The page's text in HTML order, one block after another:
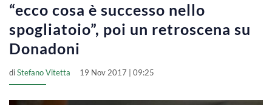
“ecco cosa è successo nello
spogliatoio”, poi un retroscena su
Donadoni
diStefano Vitetta 19 Nov 2017 | 09:25